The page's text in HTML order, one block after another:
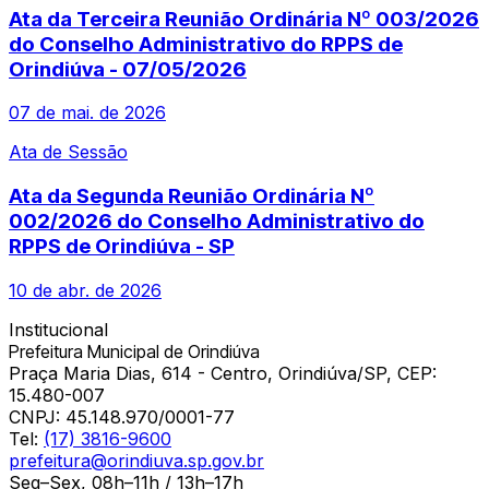
Ata da Terceira Reunião Ordinária Nº 003/2026
do Conselho Administrativo do RPPS de
Orindiúva - 07/05/2026
07 de mai. de 2026
Ata de Sessão
Ata da Segunda Reunião Ordinária Nº
002/2026 do Conselho Administrativo do
RPPS de Orindiúva - SP
10 de abr. de 2026
Institucional
Prefeitura Municipal de Orindiúva
Praça Maria Dias, 614 - Centro, Orindiúva/SP, CEP:
15.480-007
CNPJ: 45.148.970/0001-77
Tel: (17) 3816-9600
prefeitura@orindiuva.sp.gov.br
Seg–Sex, 08h–11h / 13h–17h